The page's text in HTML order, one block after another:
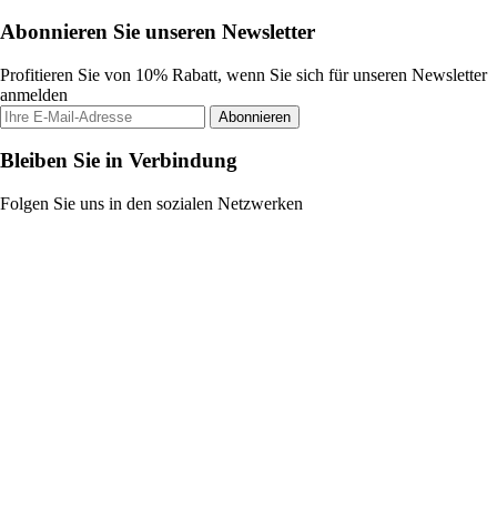
Abonnieren Sie unseren Newsletter
Profitieren Sie von 10% Rabatt, wenn Sie sich für unseren Newsletter
anmelden
Abonnieren
Bleiben Sie in Verbindung
Folgen Sie uns in den sozialen Netzwerken